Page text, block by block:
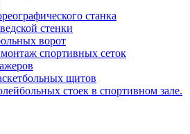
станка
стенки
ворот
спортивных сеток
щитов
стоек в спортивном зале.